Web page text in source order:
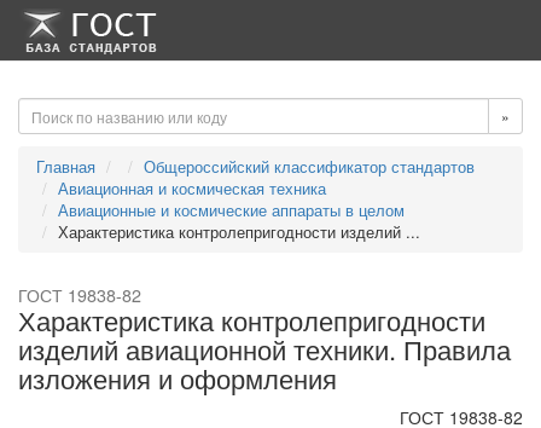
-->-->
»
Главная
Общероссийский классификатор стандартов
Авиационная и космическая техника
Авиационные и космические аппараты в целом
Характеристика контролепригодности изделий ...
ГОСТ 19838-82
Характеристика контролепригодности
изделий авиационной техники. Правила
изложения и оформления
ГОСТ 19838-82